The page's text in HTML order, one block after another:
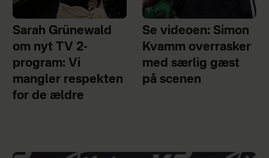
Sarah Grünewald
om nyt TV 2-
program: Vi
mangler respekten
for de ældre
Se videoen: Simon
Kvamm overrasker
med særlig gæst
på scenen